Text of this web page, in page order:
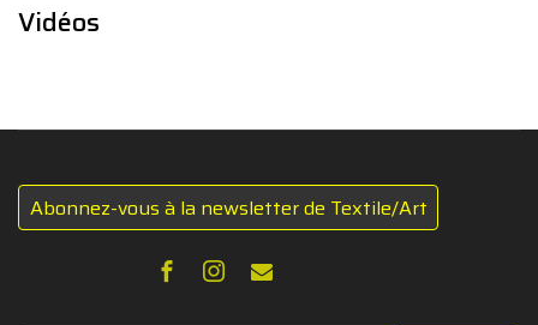
Vidéos
Abonnez-vous à la newsletter de Textile/Art